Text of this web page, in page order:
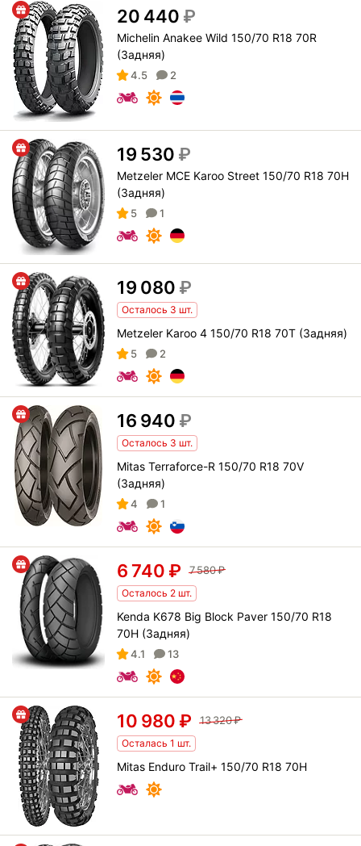
20 440 ₽
Michelin Anakee Wild 150/70 R18 70R
(Задняя)
4.5 2
19 530 ₽
Metzeler MCE Karoo Street 150/70 R18 70H
(Задняя)
5 1
19 080 ₽
Осталось 3 шт.
Metzeler Karoo 4 150/70 R18 70T (Задняя)
5 2
16 940 ₽
Осталось 3 шт.
Mitas Terraforce-R 150/70 R18 70V
(Задняя)
4 1
6 740 ₽ 7 580₽
Осталось 2 шт.
Kenda K678 Big Block Paver 150/70 R18
70H (Задняя)
4.1 13
10 980 ₽ 13 320₽
Осталась 1 шт.
Mitas Enduro Trail+ 150/70 R18 70H